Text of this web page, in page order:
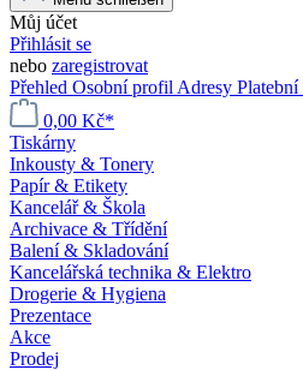
Můj účet
Přihlásit se
nebo zaregistrovat
Přehled Osobní profil Adresy
0,00 Kč*
Tiskárny
Inkousty & Tonery
Papír & Etikety
Kancelář & Škola
Archivace & Třídění
Balení & Skladování
Kancelářská technika & Elektro
Drogerie & Hygiena
Prezentace
Akce
Prodej